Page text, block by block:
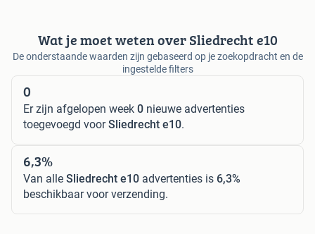
Wat je moet weten over Sliedrecht e10
De onderstaande waarden zijn gebaseerd op je zoekopdracht en de
ingestelde filters
0
Er zijn afgelopen week 0 nieuwe advertenties
toegevoegd voorSliedrecht e10.
6,3%
Van alle Sliedrecht e10 advertenties is 6,3%
beschikbaar voor verzending.